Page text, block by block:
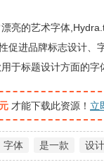
亮的艺术字体
促进品牌标志设计、
于标题设计方面的字
才能下载此资源！ 立
字体 是一款 设计